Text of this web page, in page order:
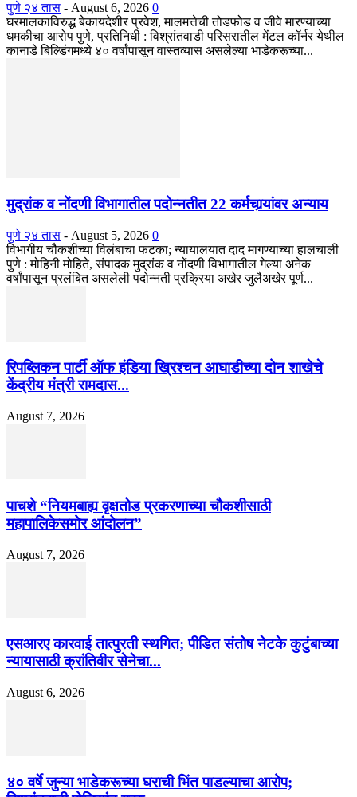
पुणे २४ तास - August 6, 2026 0
घरमालकाविरुद्ध बेकायदेशीर प्रवेश, मालमत्तेची तोडफोड व जीवे मारण्याच्या
धमकीचा आरोप पुणे, प्रतिनिधी : विश्रांतवाडी परिसरातील मेंटल कॉर्नर येथील
कानाडे बिल्डिंगमध्ये ४० वर्षांपासून वास्तव्यास असलेल्या भाडेकरूच्या...
मुद्रांक व नोंदणी विभागातील पदोन्नतीत 22 कर्मचार्‍यांवर अन्याय
पुणे २४ तास - August 5, 2026 0
विभागीय चौकशीच्या विलंबाचा फटका; न्यायालयात दाद मागण्याच्या हालचाली
पुणे : मोहिनी मोहिते, संपादक मुद्रांक व नोंदणी विभागातील गेल्या अनेक
वर्षांपासून प्रलंबित असलेली पदोन्नती प्रक्रिया अखेर जुलैअखेर पूर्ण...
रिपब्लिकन पार्टी ऑफ इंडिया ख्रिश्चन आघाडीच्या दोन शाखेचे
केंद्रीय मंत्री रामदास...
August 7, 2026
पाचशे “नियमबाह्य वृक्षतोड प्रकरणाच्या चौकशीसाठी
महापालिकेसमोर आंदोलन”
August 7, 2026
एसआरए कारवाई तात्पुरती स्थगित; पीडित संतोष नेटके कुटुंबाच्या
न्यायासाठी क्रांतिवीर सेनेचा...
August 6, 2026
४० वर्षे जुन्या भाडेकरूच्या घराची भिंत पाडल्याचा आरोप;